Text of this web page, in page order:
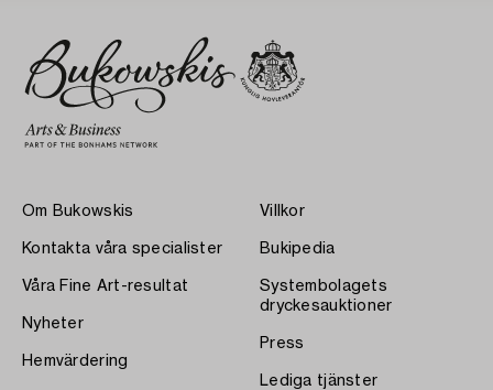
Om Bukowskis
Kontakta våra specialister
Våra Fine Art-resultat
Nyheter
Hemvärdering
Villkor
Bukipedia
Systembolagets
dryckesauktioner
Press
Lediga tjänster